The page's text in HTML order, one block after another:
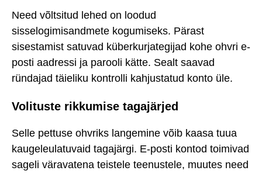
Need võltsitud lehed on loodud
sisselogimisandmete kogumiseks. Pärast
sisestamist satuvad küberkurjategijad kohe ohvri e-
posti aadressi ja parooli kätte. Sealt saavad
ründajad täieliku kontrolli kahjustatud konto üle.
Volituste rikkumise tagajärjed
Selle pettuse ohvriks langemine võib kaasa tuua
kaugeleulatuvaid tagajärgi. E-posti kontod toimivad
sageli väravatena teistele teenustele, muutes need